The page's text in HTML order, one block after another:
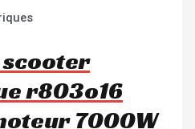
r803o16
7000W